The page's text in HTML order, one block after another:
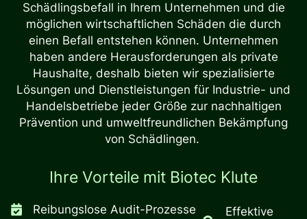
Schädlingsbefall in Ihrem Unternehmen und die
möglichen wirtschaftlichen Schäden die durch
einen Befall entstehen können. Unternehmen
haben andere Herausforderungen als private
Haushalte, deshalb bieten wir spezialisierte
Lösungen und Dienstleistungen für Industrie- und
Handelsbetriebe jeder Größe zur nachhaltigen
Prävention und umweltfreundlichen Bekämpfung
von Schädlingen.
Ihre Vorteile mit Biotec Klute
Reibungslose Audit-Prozesse
Effektive